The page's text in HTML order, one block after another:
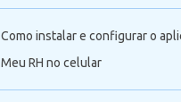
Como instalar e configurar o
Meu RH no celular